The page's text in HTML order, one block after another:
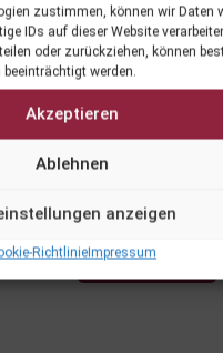
zustimmen, können wir Daten
IDs auf dieser Website
oder zurückziehen, können
werden.
Akzeptieren
Ablehnen
anzeigen
RichtlinieImpressum
-
Anfragen